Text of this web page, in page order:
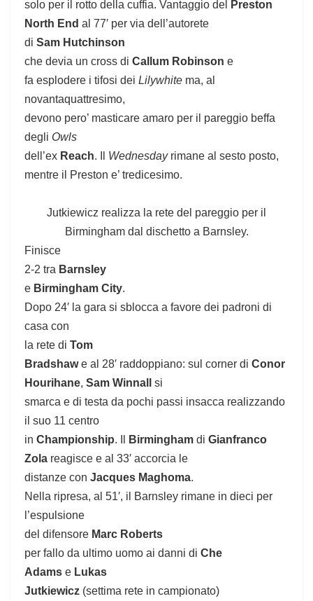
solo per il rotto della cuffia. Vantaggio del
Preston
North End al 77′ per via dell’autorete
di Sam Hutchinson
che devia un cross di Callum Robinson e
fa esplodere i tifosi dei Lilywhite ma, al
novantaquattresimo,
devono pero’ masticare amaro per il pareggio beffa
degli Owls
dell’ex Reach. Il Wednesdayrimane al sesto posto,
mentre il Preston e’ tredicesimo.
Jutkiewicz realizza la rete del pareggio per il
Birmingham dal dischetto a Barnsley.
Finisce
2-2 tra Barnsley
e Birmingham City.
Dopo 24′ la gara si sblocca a favore dei padroni di
casa con
la rete di Tom
Bradshawe al 28′ raddoppiano: sul corner di Conor
Hourihane, Sam Winnall
si
smarca e di testa da pochi passi insacca realizzando
il suo 11 centro
in Championship. Il Birmingham di Gianfranco
Zola reagisce e al 33′ accorcia le
distanze con Jacques Maghoma.
Nella ripresa, al 51′, il Barnsley rimane in dieci per
l’espulsione
del difensore Marc Roberts
per fallo da ultimo uomo ai danni di Che
Adams e Lukas
Jutkiewicz (settima rete in campionato)